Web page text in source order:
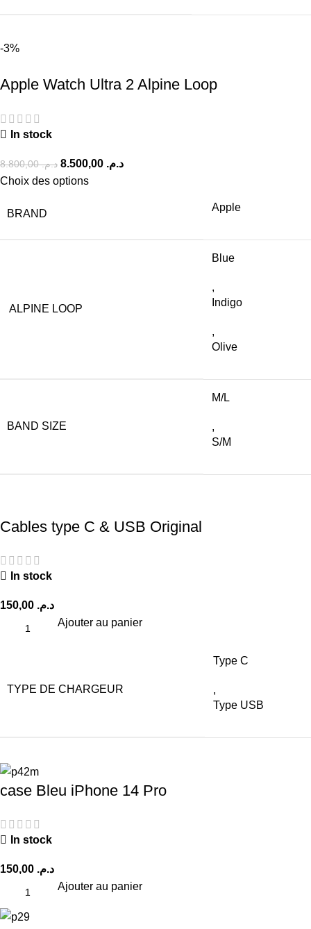
-3%
Apple Watch Ultra 2 Alpine Loop
In stock
د.م.8.800,00 د.م.
Choix des options
BRAND
Apple
ALPINE LOOP
Blue
,
Indigo
,
Olive
BAND SIZE
M/L
,
S/M
Cables type C & USB Original
In stock
د.م.
Ajouter au panier
TYPE DE CHARGEUR
Type C
,
Type USB
case Bleu iPhone 14 Pro
In stock
د.م.
Ajouter au panier